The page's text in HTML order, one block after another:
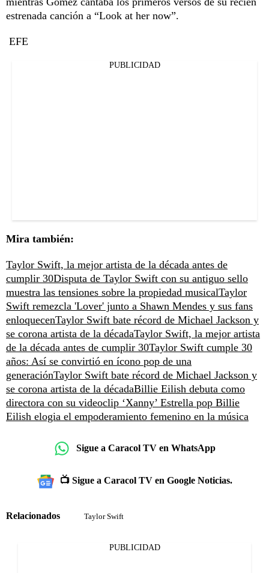
estrenada canción a “Look at her now”.
EFE
PUBLICIDAD
Mira también:
Taylor Swift, la mejor artista de la década antes de
cumplir 30Disputa de Taylor Swift con su antiguo sello
muestra las tensiones sobre la propiedad musicalTaylor
Swift remezcla 'Lover' junto a Shawn Mendes y sus fans
enloquecenTaylor Swift bate récord de Michael Jackson y
se corona artista de la décadaTaylor Swift, la mejor artista
de la década antes de cumplir 30Taylor Swift cumple 30
años: Así se convirtió en ícono pop de una
generaciónTaylor Swift bate récord de Michael Jackson y
se corona artista de la décadaBillie Eilish debuta como
directora con su videoclip ‘Xanny’ Estrella pop Billie
Eilish elogia el empoderamiento femenino en la música
Sigue a Caracol TV en WhatsApp
📺 Sigue a Caracol TV en Google Noticias.
Relacionados Taylor Swift
PUBLICIDAD